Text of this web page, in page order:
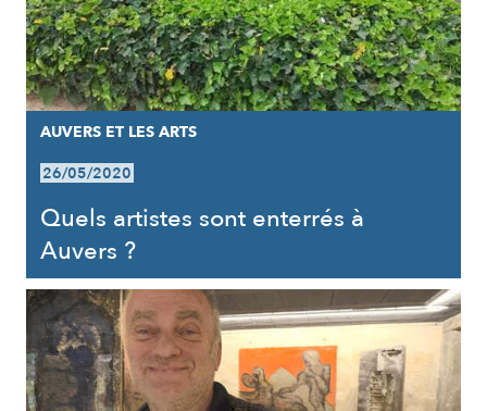
AUVERS ET LES ARTS
26/05/2020
Quels artistes sont enterrés à
Auvers ?